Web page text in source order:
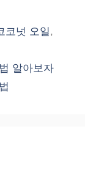
코넛 오일,
알아보자